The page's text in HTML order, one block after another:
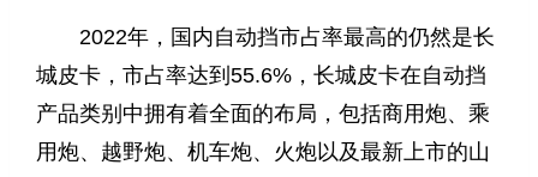
2022年，国内自动挡市占率最高的仍然是长
城皮卡，市占率达到55.6%，长城皮卡在自动挡
产品类别中拥有着全面的布局，包括商用炮、乘
用炮、越野炮、机车炮、火炮以及最新上市的山